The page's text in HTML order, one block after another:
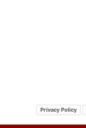
Privacy Policy